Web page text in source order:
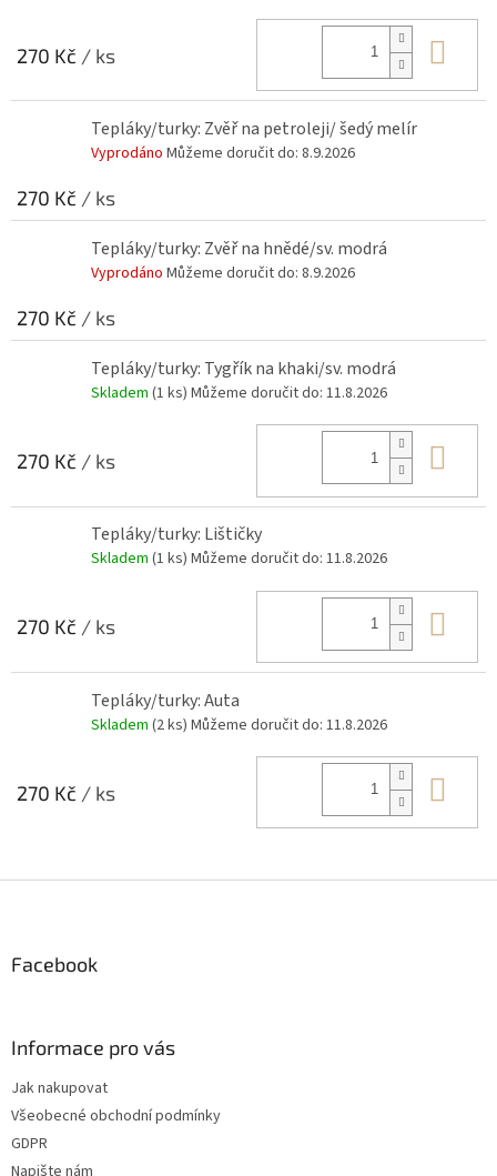
270 Kč / ks
Tepláky/turky: Zvěř na petroleji/ šedý melír
Vyprodáno Můžeme doručit do: 8.9.2026
270 Kč / ks
Tepláky/turky: Zvěř na hnědé/sv. modrá
Vyprodáno Můžeme doručit do: 8.9.2026
270 Kč / ks
Tepláky/turky: Tygřík na khaki/sv. modrá
Skladem (1 ks) Můžeme doručit do: 11.8.2026
270 Kč / ks
Tepláky/turky: Lištičky
Skladem (1 ks) Můžeme doručit do: 11.8.2026
270 Kč / ks
Tepláky/turky: Auta
Skladem (2 ks) Můžeme doručit do: 11.8.2026
270 Kč / ks
Facebook
Informace pro vás
Jak nakupovat
Všeobecné obchodní podmínky
GDPR